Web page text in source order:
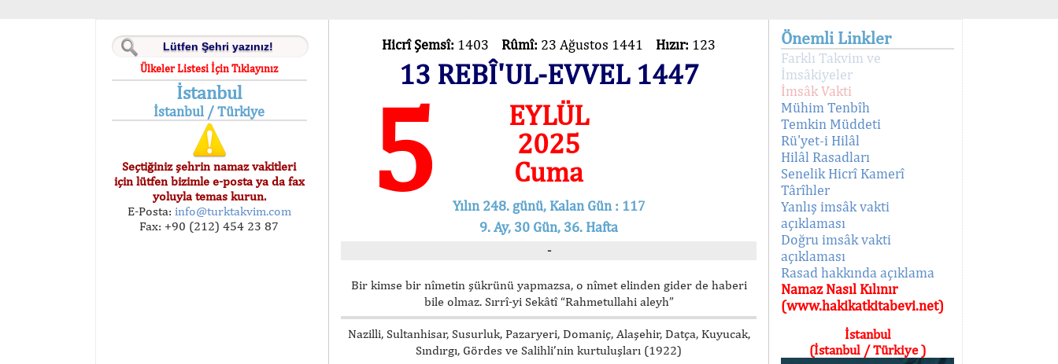
Ülkeler Listesi İçin Tıklayınız
İstanbul
İstanbul / Türkiye
Seçtiğiniz şehrin namaz vakitleri
için lütfen bizimle e-posta ya da fax
yoluyla temas kurun.
E-Posta: info@turktakvim.com
Fax: +90 (212) 454 23 87
Hicrî Şemsî: 1403 Rûmî: 23 Ağustos 1441 Hızır: 123
13 REBÎ'UL-EVVEL 1447
5
EYLÜL
2025
Cuma
Yılın 248. günü, Kalan Gün : 117
9. Ay, 30 Gün, 36. Hafta
-
Bir kimse bir nîmetin şükrünü yapmazsa, o nîmet elinden gider de haberi
bile olmaz. Sırrî-yi Sekâtî “Rahmetullahi aleyh”
Nazilli, Sultanhisar, Susurluk, Pazaryeri, Domaniç, Alaşehir, Datça, Kuyucak,
Sındırgı, Gördes ve Salihli’nin kurtuluşları (1922)
Önemli Linkler
Farklı Takvim ve
İmsâkiyeler
İmsâk Vakti
Mühim Tenbîh
Temkin Müddeti
Rü'yet-i Hilâl
Hilâl Rasadları
Senelik Hicrî Kamerî
Târîhler
Yanlış imsâk vakti
açıklaması
Doğru imsâk vakti
açıklaması
Rasad hakkında açıklama
Namaz Nasıl Kılınır
(www.hakikatkitabevi.net)
İstanbul
(İstanbul / Türkiye )